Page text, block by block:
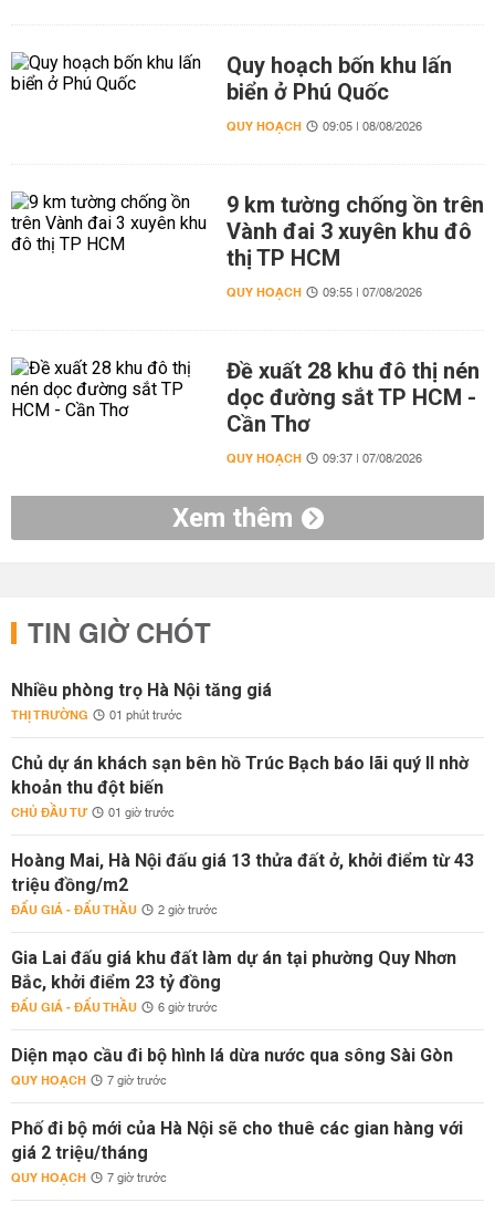
Quy hoạch bốn khu lấn
biển ở Phú Quốc
QUY HOẠCH 09:05 | 08/08/2026
9 km tường chống ồn trên
Vành đai 3 xuyên khu đô
thị TP HCM
QUY HOẠCH 09:55 | 07/08/2026
Đề xuất 28 khu đô thị nén
dọc đường sắt TP HCM -
Cần Thơ
QUY HOẠCH 09:37 | 07/08/2026
Xem thêm
TIN GIỜ CHÓT
Nhiều phòng trọ Hà Nội tăng giá
THỊ TRƯỜNG 01 phút trước
Chủ dự án khách sạn bên hồ Trúc Bạch báo lãi quý II nhờ
khoản thu đột biến
CHỦ ĐẦU TƯ 01 giờ trước
Hoàng Mai, Hà Nội đấu giá 13 thửa đất ở, khởi điểm từ 43
triệu đồng/m2
ĐẤU GIÁ - ĐẤU THẦU 2 giờ trước
Gia Lai đấu giá khu đất làm dự án tại phường Quy Nhơn
Bắc, khởi điểm 23 tỷ đồng
ĐẤU GIÁ - ĐẤU THẦU 6 giờ trước
Diện mạo cầu đi bộ hình lá dừa nước qua sông Sài Gòn
QUY HOẠCH 7 giờ trước
Phố đi bộ mới của Hà Nội sẽ cho thuê các gian hàng với
giá 2 triệu/tháng
QUY HOẠCH 7 giờ trước